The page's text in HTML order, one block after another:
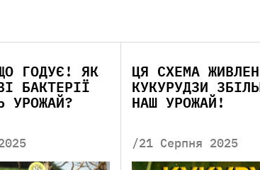
ГОДУЄ! ЯК
БАКТЕРІЇ
УРОЖАЙ?
ЦЯ СХЕМА
КУКУРУДЗИ
НАШ УРОЖАЙ!
/21 Серпня 2025